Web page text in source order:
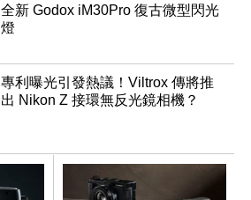
全新 Godox iM30Pro 復古微型閃光
燈
專利曝光引發熱議！Viltrox 傳將推
出 Nikon Z 接環無反光鏡相機？